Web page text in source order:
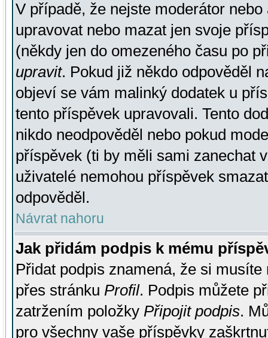
V případě, že nejste moderátor
upravovat nebo mazat jen svoje
(někdy jen do omezeného času po
upravit. Pokud již někdo odpověděl
objeví se vám malinký dodatek u
tento příspěvek upravovali. Tento
nikdo neodpověděl nebo pokud
příspěvek (ti by měli sami zanechat
uživatelé nemohou příspěvek
odpověděl.
Návrat nahoru
Jak přidám podpis k mému
Přidat podpis znamená, že si
přes stránku Profil. Podpis můžete
zatržením položky Připojit podpis.
pro všechny vaše příspěvky